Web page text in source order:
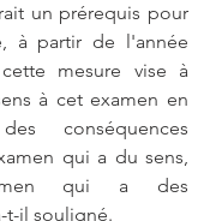
un prérequis pour
à partir de l'année
mesure vise à
à cet examen en
conséquences
qui a du sens,
qui a des
t-il souligné.